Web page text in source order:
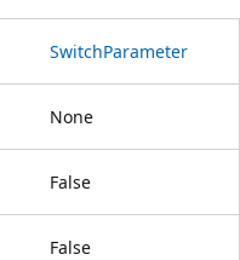
SwitchParameter
None
False
False